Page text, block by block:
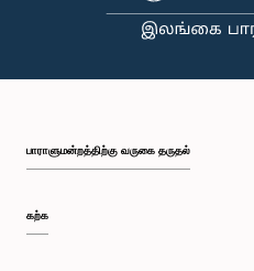
பாராளுமன்றத்திற்கு வருகை தருதல்
கற்க